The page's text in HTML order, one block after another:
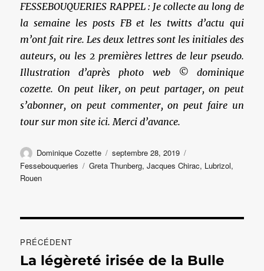
FESSEBOUQUERIES RAPPEL : Je collecte au long de
la semaine les posts FB et les twitts d’actu qui
m’ont fait rire. Les deux lettres sont les initiales des
auteurs, ou les 2 premières lettres de leur pseudo.
Illustration d’après photo web © dominique
cozette. On peut liker, on peut partager, on peut
s’abonner, on peut commenter, on peut faire un
tour sur mon site ici. Merci d’avance.
Auteur
Dominique Cozette
Publié
le
septembre 28, 2019
Fessebouqueries
Étiquettes
Greta Thunberg,Jacques Chirac, Lubrizol,
Rouen
de
PRÉCÉDENT
Publication
La légèreté irisée de la Bulle